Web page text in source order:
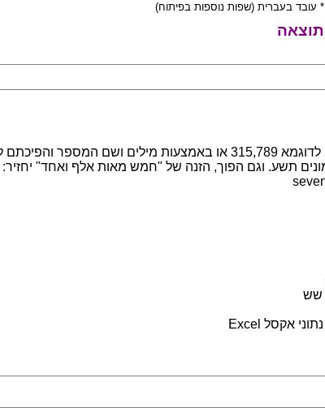
* עובד בעברית (שפות נוספות בפיתוח)
תוצאה
מערכת לעבודה עם מספרים במילים. מאפשר הזנה של מספרים באמצעות ספרות, לדוגמא 315,789 או באמצעות מילים